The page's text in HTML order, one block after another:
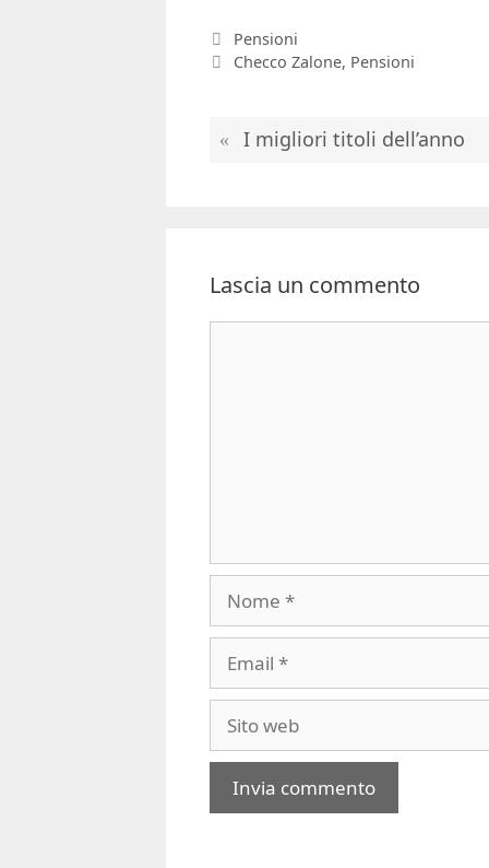
Categorie
Pensioni
Tag
Checco Zalone, Pensioni
I migliori titoli dell’anno
Lascia un commento
web